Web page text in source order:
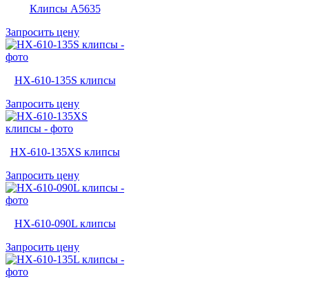
Клипсы A5635
Запросить цену
HX-610-135S клипсы
Запросить цену
HX-610-135XS клипсы
Запросить цену
HX-610-090L клипсы
Запросить цену